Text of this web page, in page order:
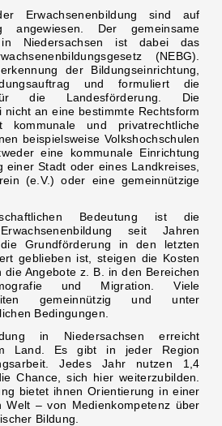
Erwachsenenbildung sind auf
angewiesen. Der gemeinsame
in Niedersachsen ist dabei das
(NEBG).
der Bildungseinrichtung,
und formuliert die
für die Landesförderung. Die
nicht an eine bestimmte Rechtsform
kommunale und privatrechtliche
beispielsweise Volkshochschulen
eine kommunale Einrichtung
einer Stadt oder eines Landkreises,
(e.V.) oder eine gemeinnützige
Bedeutung ist die
seit Jahren
Grundförderung in den letzten
geblieben ist, steigen die Kosten
die Angebote z. B. in den Bereichen
und Migration. Viele
gemeinnützig und unter
Bedingungen.
in Niedersachsen erreicht
Land. Es gibt in jeder Region
Jedes Jahr nutzen 1,4
Chance, sich hier weiterzubilden.
bietet ihnen Orientierung in einer
Welt – von Medienkompetenz über
Bildung.